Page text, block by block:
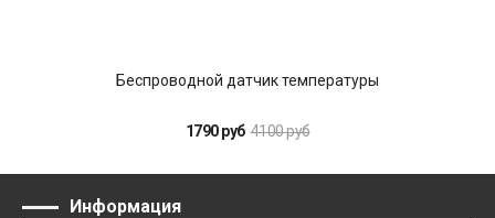
Беспроводной датчик температуры
1790 руб 4100 руб
Информация